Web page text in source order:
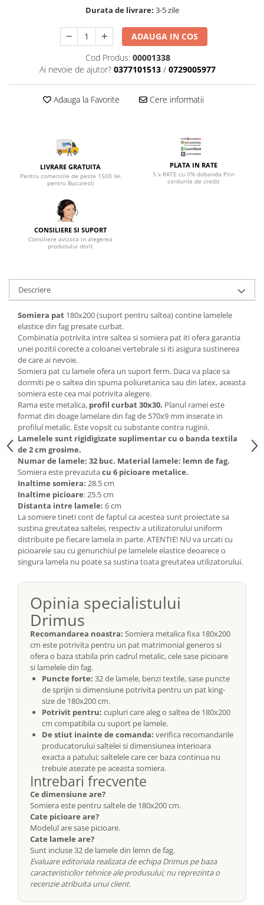
Top saltele memory 5 cm
Top saltele MemoHR 6.5 cm
Saltele cu spuma
Mobilier bucatarie
Mese bucatarie
Scaune pentru bucatarie
Mobila bucatarie
Mobilier hol
Suporturi si rafturi pantofi
Portmantouri
Pantofare
Seturi mobilier hol
Stender haine
Suport pentru umerase
Etajere
Mese gradinita
Scaune gradinita
Set mese si scaune gradinita
Mobilier copii
Mobila camera copii
Scaune birou pentru copii
Saltele patuturi copii
Paturi copii
Masa si scaune gradinita
Seturi comode living si dormitor
Durata de livrare: 3-5 zile
ADAUGA IN COS
Cod Produs: 00001338
Ai nevoie de ajutor? 0377101513 / 0729005977
Adauga la Favorite Cere informatii
LIVRARE GRATUITA
Pentru comenzile de peste 1500 lei
pentru Bucuresti
PLATA IN RATE
5 x RATE cu 0% dobanda Prin
cardurile de credit
CONSILIERE SI SUPORT
Consiliere avizata in alegerea
produsului dorit
Descriere
Somiera pat 180x200 (suport pentru saltea) contine lamelele
elastice din fag presate curbat.
Combinatia potrivita intre saltea si somiera pat iti ofera garantia
unei pozitii corecte a coloanei vertebrale si iti asigura sustinerea
de care ai nevoie.
Somiera pat cu lamele ofera un suport ferm. Daca va place sa
dormiti pe o saltea din spuma poliuretanica sau din latex, aceasta
somiera este cea mai potrivita alegere.
Rama este metalica, profil curbat 30x30. Planul ramei este
format din doage lamelare din fag de 570x9 mm inserate in
profilul metalic. Este vopsit cu substante contra ruginii.
Lamelele sunt rigidigizate suplimentar cu o banda textila
de 2 cm grosime.
Numar de lamele: 32 buc. Material lamele: lemn de fag.
Somiera este prevazutacu 6 picioare metalice.
Inaltime somiera: 28.5 cm
Inaltime picioare: 25.5 cm
Distanta intre lamele: 6 cm
La somiere tineti cont de faptul ca acestea sunt proiectate sa
sustina greutatea saltelei, respectiv a utilizatorului uniform
distribuite pe fiecare lamela in parte. ATENTIE! NU va urcati cu
picioarele sau cu genunchiul pe lamelele elastice deoarece o
singura lamela nu poate sa sustina toata greutatea utilizatorului.
Opinia specialistului
Drimus
Recomandarea noastra: Somiera metalica fixa 180x200
cm este potrivita pentru un pat matrimonial generos si
ofera o baza stabila prin cadrul metalic, cele sase picioare
si lamelele din fag.
Puncte forte: 32 de lamele, benzi textile, sase puncte
de sprijin si dimensiune potrivita pentru un pat king-
size de 180x200 cm.
Potrivit pentru: cupluri care aleg o saltea de 180x200
cm compatibila cu suport pe lamele.
De stiut inainte de comanda: verifica recomandarile
producatorului saltelei si dimensiunea interioara
exacta a patului; saltelele care cer baza continua nu
trebuie asezate pe aceasta somiera.
Intrebari frecvente
Ce dimensiune are?
Somiera este pentru saltele de 180x200 cm.
Cate picioare are?
Modelul are sase picioare.
Cate lamele are?
Sunt incluse 32 de lamele din lemn de fag.
Evaluare editoriala realizata de echipa Drimus pe baza
caracteristicilor tehnice ale produsului; nu reprezinta o
recenzie atribuita unui client.